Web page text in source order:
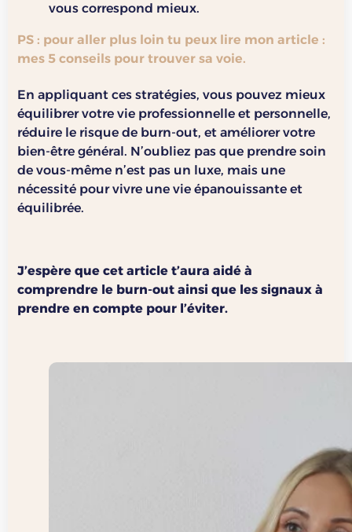
vous correspond mieux.
PS : pour aller plus loin tu peux lire mon article :
mes 5 conseils pour trouver sa voie.
En appliquant ces stratégies, vous pouvez mieux
équilibrer votre vie professionnelle et personnelle,
réduire le risque de burn-out, et améliorer votre
bien-être général. N’oubliez pas que prendre soin
de vous-même n’est pas un luxe, mais une
nécessité pour vivre une vie épanouissante et
équilibrée.
J’espère que cet article t’aura aidé à
comprendre le burn-out ainsi que les signaux à
prendre en compte pour l’éviter.